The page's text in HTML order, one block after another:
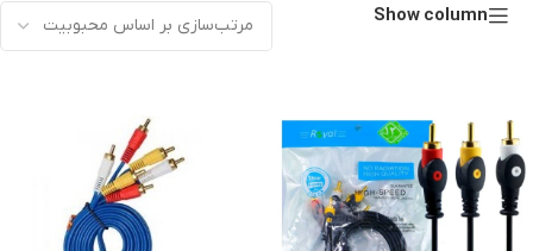
Show column